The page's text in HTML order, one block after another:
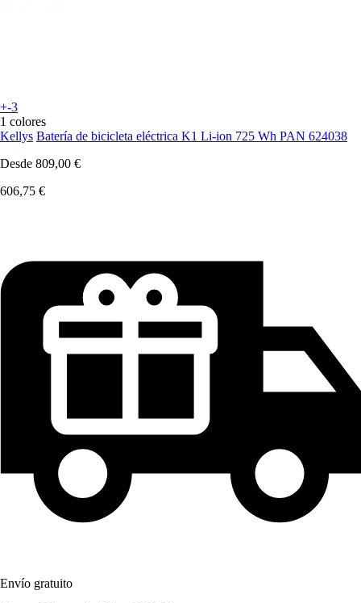
+-3
1 colores
Kellys Batería de bicicleta eléctrica K1 Li-ion 725 Wh PAN 624038
Desde 809,00 €
606,75 €
Envío gratuito